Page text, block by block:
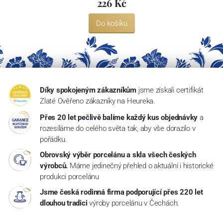
Do košíku
Díky spokojeným zákazníkům jsme získali certifikát
Zlaté Ověřeno zákazníky na Heureka.
Přes 20 let pečlivě balíme každý kus objednávky a
rozesíláme do celého světa tak, aby vše dorazilo v
pořádku.
Obrovský výběr porcelánu a skla všech českých
výrobců. Máme jedinečný přehled o aktuální i historické
produkci porcelánu
Jsme česká rodinná firma podporující přes 220 let
dlouhou tradici výroby porcelánu v Čechách.